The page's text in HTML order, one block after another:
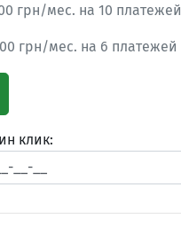
грн/мес. на 10 платежей
грн/мес. на 6 платежей
клик: